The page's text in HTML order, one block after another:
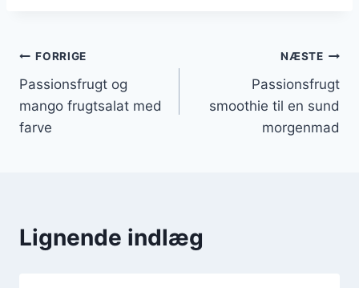
Indlægsnavigation
FORRIGE
Passionsfrugt og
mango frugtsalat med
farve
NÆSTE
Passionsfrugt
smoothie til en sund
morgenmad
Lignende indlæg